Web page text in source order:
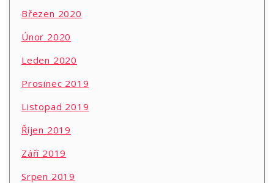
Březen 2020
Únor 2020
Leden 2020
Prosinec 2019
Listopad 2019
Říjen 2019
Září 2019
Srpen 2019